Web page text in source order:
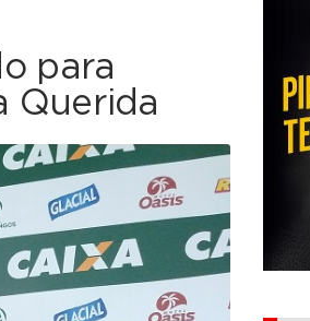
para
Querida